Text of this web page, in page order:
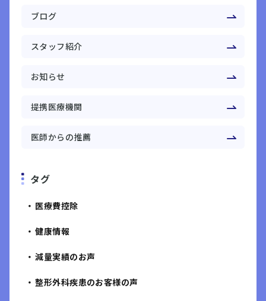
ブログ
スタッフ紹介
お知らせ
提携医療機関
医師からの推薦
タグ
医療費控除
健康情報
減量実績のお声
整形外科疾患のお客様の声